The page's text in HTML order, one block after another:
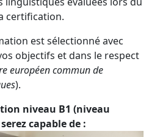
certification.
est sélectionné avec
objectifs et dans le respect
européen commun de
).
niveau B1 (niveau
capable de :